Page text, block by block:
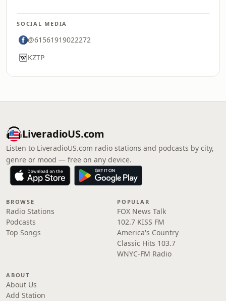
SOCIAL MEDIA
@61561919022272
KZTP
LiveradioUS.com
Listen to LiveradioUS.com radio stations and podcasts by city,
genre or mood — free on any device.
BROWSE
Radio Stations
Podcasts
Top Songs
POPULAR
FOX News Talk
102.7 KISS FM
America's Country
Classic Hits 103.7
WNYC-FM Radio
ABOUT
About Us
Add Station